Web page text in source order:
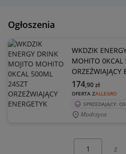
Ogłoszenia
WKDZIK
MOHITO 0KCAL
ORZEŹWIAJĄCY
OFERTA ZALLEGRO
174,90zł
SPRZEDAJĄCY:
Modrzyca